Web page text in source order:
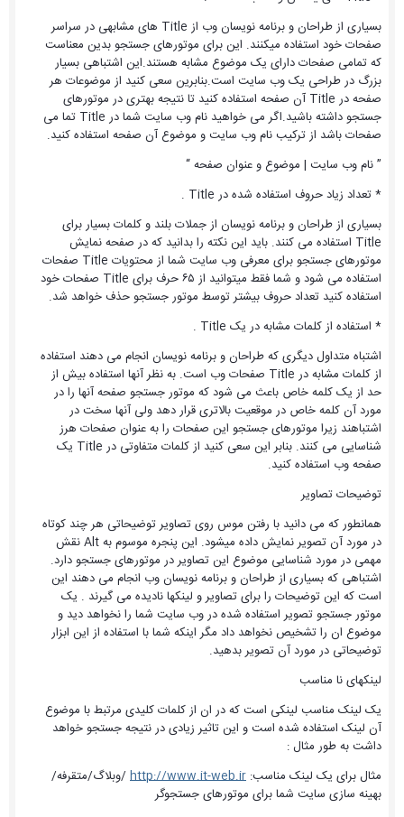
بسیاری از طراحان و برنامه نویسان وب از Title های مشابهی در سراسر
صفحات خود استفاده میکنند. این برای موتورهای جستجو بدین معناست
که تمامی صفحات دارای یک موضوع مشابه هستند.این اشتباهی بسیار
بزرگ در طراحی یک وب سایت است.بنابرین سعی کنید از موضوعات هر
صفحه در Title آن صفحه استفاده کنید تا نتیجه بهتری در موتورهای
جستجو داشته باشید.اگر می خواهید نام وب سایت شما در Title تما می
صفحات باشد از ترکیب نام وب سایت و موضوع آن صفحه استفاده کنید.
” نام وب سایت | موضوع و عنوان صفحه “
* تعداد زیاد حروف استفاده شده در Title .
بسیاری از طراحان و برنامه نویسان از جملات بلند و کلمات بسیار برای
Title استفاده می کنند. باید این نکته را بدانید که در صفحه نمایش
موتورهای جستجو برای معرفی وب سایت شما از محتویات Title صفحات
استفاده می شود و شما فقط میتوانید از ۶۵ حرف برای Title صفحات خود
استفاده کنید تعداد حروف بیشتر توسط موتور جستجو حذف خواهد شد.
* استفاده از کلمات مشابه در یک Title .
اشتباه متداول دیگری که طراحان و برنامه نویسان انجام می دهند استفاده
از کلمات مشابه در Title صفحات وب است. به نظر آنها استفاده بیش از
حد از یک کلمه خاص باعث می شود که موتور جستجو صفحه آنها را در
مورد آن کلمه خاص در موقعیت بالاتری قرار دهد ولی آنها سخت در
اشتباهند زیرا موتورهای جستجو این صفحات را به عنوان صفحات هرز
شناسایی می کنند. بنابر این سعی کنید از کلمات متفاوتی در Title یک
صفحه وب استفاده کنید.
توضیحات تصاویر
همانطور که می دانید با رفتن موس روی تصاویر توضیحاتی هر چند کوتاه
در مورد آن تصویر نمایش داده میشود. این پنجره موسوم به Alt نقش
مهمی در مورد شناسایی موضوع این تصاویر در موتورهای جستجو دارد.
اشتباهی که بسیاری از طراحان و برنامه نویسان وب انجام می دهند این
است که این توضیحات را برای تصاویر و لینکها نادیده می گیرند . یک
موتور جستجو تصویر استفاده شده در وب سایت شما را نخواهد دید و
موضوع ان را تشخیص نخواهد داد مگر اینکه شما با استفاده از این ابزار
توضیحاتی در مورد آن تصویر بدهید.
لینکهای نا مناسب
یک لینک مناسب لینکی است که در ان از کلمات کلیدی مرتبط با موضوع
آن لینک استفاده شده است و این تاثیر زیادی در نتیجه جستجو خواهد
داشت به طور مثال :
مثال برای یک لینک مناسب: http://www.it-web.ir/وبلاگ/متقرفه/
بهینه سازی سایت شما برای موتورهای جستجوگر